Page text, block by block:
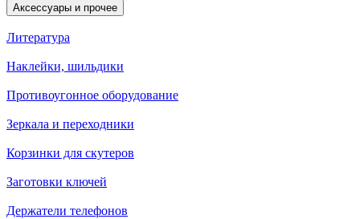
Аксессуары и прочее
Литература
Наклейки, шильдики
Противоугонное оборудование
Зеркала и переходники
Корзинки для скутеров
Заготовки ключей
Держатели телефонов